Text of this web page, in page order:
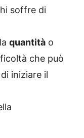
soffre di
quantità o
che può
iniziare il